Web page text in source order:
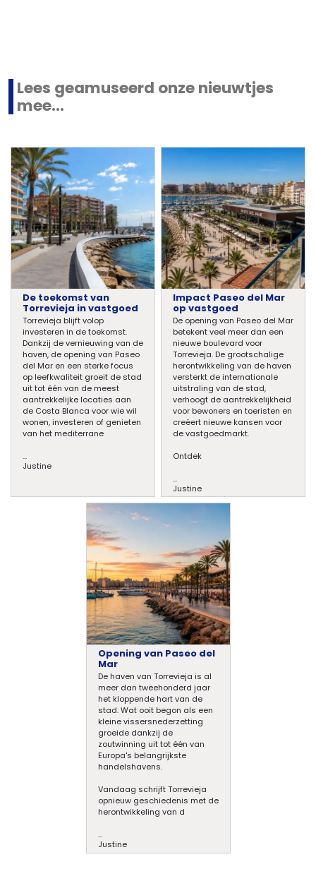
Lees geamuseerd onze nieuwtjes
mee...
De toekomst van
Torrevieja in vastgoed
Torrevieja blijft volop
investeren in de toekomst.
Dankzij de vernieuwing van de
haven, de opening van Paseo
del Mar en een sterke focus
op leefkwaliteit groeit de stad
uit tot één van de meest
aantrekkelijke locaties aan
de Costa Blanca voor wie wil
wonen, investeren of genieten
van het mediterrane
...
Justine
Impact Paseo del Mar
op vastgoed
De opening van Paseo del Mar
betekent veel meer dan een
nieuwe boulevard voor
Torrevieja. De grootschalige
herontwikkeling van de haven
versterkt de internationale
uitstraling van de stad,
verhoogt de aantrekkelijkheid
voor bewoners en toeristen en
creëert nieuwe kansen voor
de vastgoedmarkt.
Ontdek
...
Justine
Opening van Paseo del
Mar
De haven van Torrevieja is al
meer dan tweehonderd jaar
het kloppende hart van de
stad. Wat ooit begon als een
kleine vissersnederzetting
groeide dankzij de
zoutwinning uit tot één van
Europa's belangrijkste
handelshavens.
Vandaag schrijft Torrevieja
opnieuw geschiedenis met de
herontwikkeling van d
...
Justine